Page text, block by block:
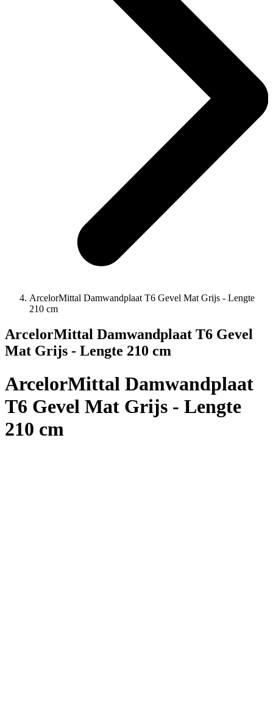
ArcelorMittal Damwandplaat T6 Gevel Mat Grijs - Lengte
210 cm
ArcelorMittal Damwandplaat T6 Gevel
Mat Grijs - Lengte 210 cm
ArcelorMittal Damwandplaat
T6 Gevel Mat Grijs - Lengte
210 cm